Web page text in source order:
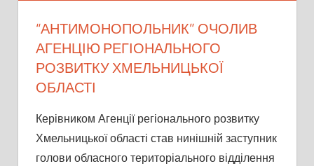
“АНТИМОНОПОЛЬНИК” ОЧОЛИВ
АГЕНЦІЮ РЕГІОНАЛЬНОГО
РОЗВИТКУ ХМЕЛЬНИЦЬКОЇ
ОБЛАСТІ
Керівником Агенції регіонального розвитку
Хмельницької області став нинішній заступник
голови обласного територіального відділення